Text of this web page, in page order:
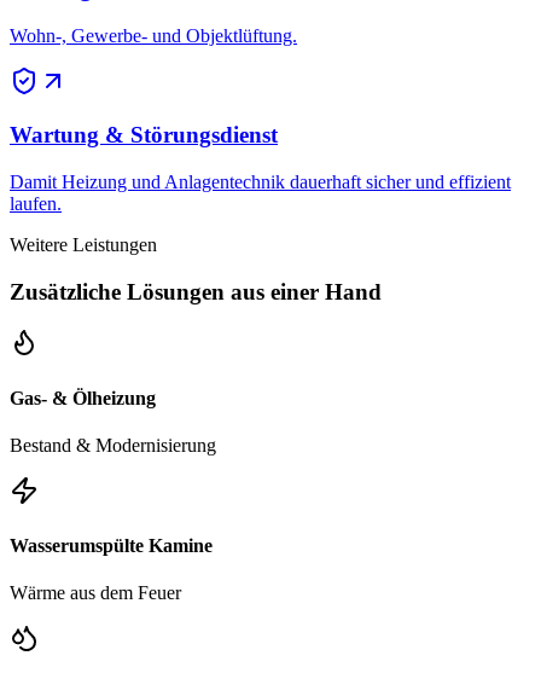
Wohn-, Gewerbe- und Objektlüftung.
Wartung & Störungsdienst
Damit Heizung und Anlagentechnik dauerhaft sicher und effizient
laufen.
Weitere Leistungen
Zusätzliche Lösungen aus einer Hand
Gas- & Ölheizung
Bestand & Modernisierung
Wasserumspülte Kamine
Wärme aus dem Feuer